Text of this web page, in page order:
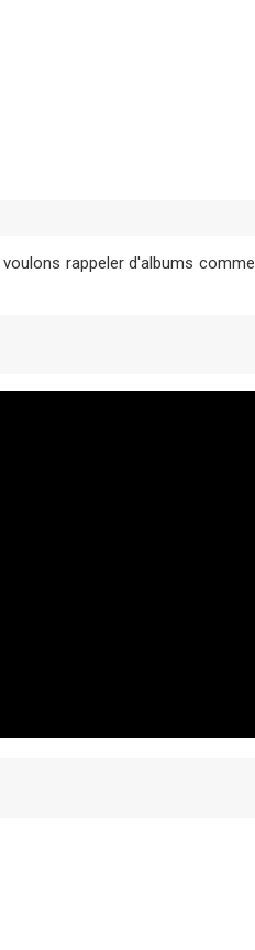
rappeler d'albums comme